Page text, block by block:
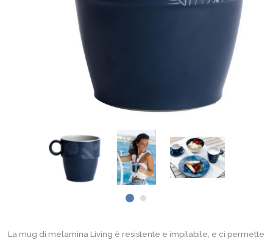
La mug di melamina Living è resistente e impilabile, e ci permette